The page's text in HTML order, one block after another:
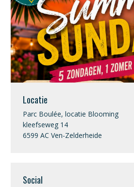
Locatie
Parc Boulée, locatie Blooming
kleefseweg 14
6599 AC Ven-Zelderheide
Social